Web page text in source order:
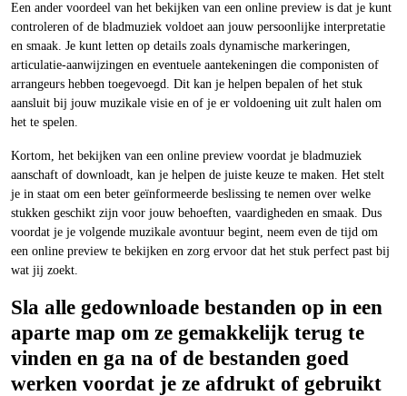
Een ander voordeel van het bekijken van een online preview is dat je kunt
controleren of de bladmuziek voldoet aan jouw persoonlijke interpretatie
en smaak. Je kunt letten op details zoals dynamische markeringen,
articulatie-aanwijzingen en eventuele aantekeningen die componisten of
arrangeurs hebben toegevoegd. Dit kan je helpen bepalen of het stuk
aansluit bij jouw muzikale visie en of je er voldoening uit zult halen om
het te spelen.
Kortom, het bekijken van een online preview voordat je bladmuziek
aanschaft of downloadt, kan je helpen de juiste keuze te maken. Het stelt
je in staat om een beter geïnformeerde beslissing te nemen over welke
stukken geschikt zijn voor jouw behoeften, vaardigheden en smaak. Dus
voordat je je volgende muzikale avontuur begint, neem even de tijd om
een online preview te bekijken en zorg ervoor dat het stuk perfect past bij
wat jij zoekt.
Sla alle gedownloade bestanden op in een
aparte map om ze gemakkelijk terug te
vinden en ga na of de bestanden goed
werken voordat je ze afdrukt of gebruikt